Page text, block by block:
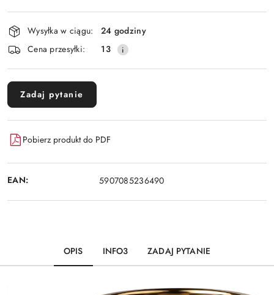
Dostępność
i
dostawa
Wysyłka w ciągu:
24 godziny
Cena przesyłki:
13
Zadaj pytanie
Pobierz produkt do PDF
EAN: 5907085236490
OPIS INFO3 ZADAJ PYTANIE